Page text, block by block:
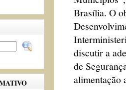
Brasília. O
discutir a
de
alimentação